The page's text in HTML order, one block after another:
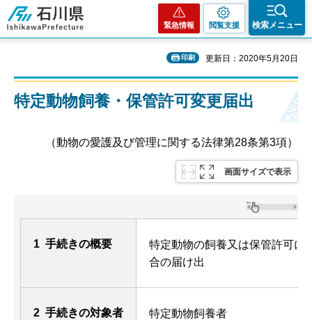
石川県
緊急情報 閲覧支援 検索メニュー
印刷 更新日：2020年5月20日
特定動物飼養・保管許可変更届出
（動物の愛護及び管理に関する法律第28条第3項）
画面サイズで表示
1 手続きの概要
特定動物の飼養又は保管許可に
合の届け出
2 手続きの対象者 特定動物飼養者